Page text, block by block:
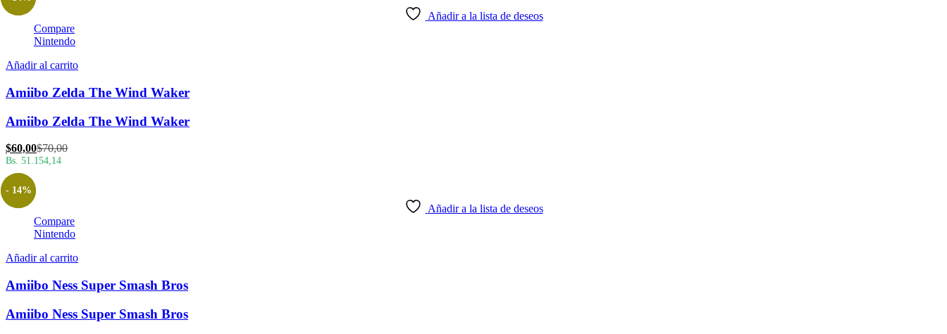
Añadir a la lista de deseos
Compare
Nintendo
Añadir al carrito
Amiibo Zelda The Wind Waker
Amiibo Zelda The Wind Waker
$60,00El
precio
$70,00El
Bs. 51.154,14
Añadir a la lista de deseos
Compare
Nintendo
Añadir al carrito
Amiibo Ness Super Smash Bros
Amiibo Ness Super Smash Bros
- 14%